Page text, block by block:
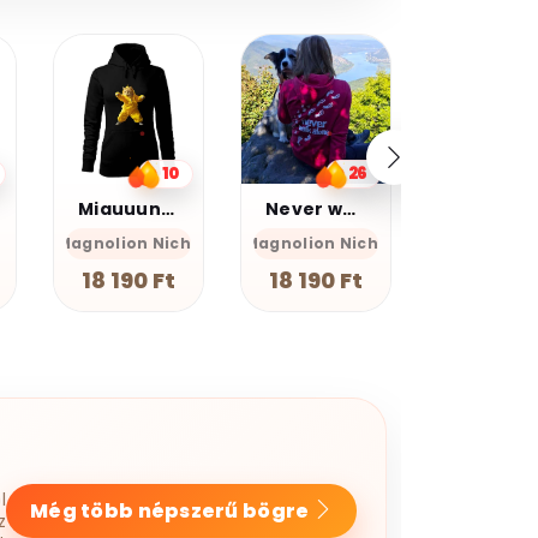
26
Never walk alone
Magnolion Niche
18 190 Ft
13
Graffiti oroszlán v17
Magnolion
12 990 Ft
Még több népszerű bögre